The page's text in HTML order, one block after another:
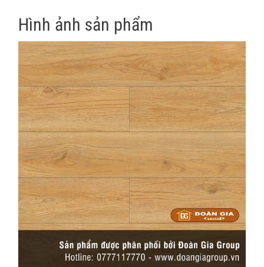
Hình ảnh sản phẩm